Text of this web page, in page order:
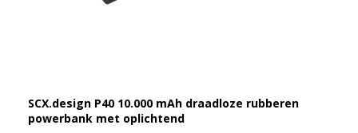
SCX.design P40 10.000 mAh draadloze rubberen
powerbank met oplichtend